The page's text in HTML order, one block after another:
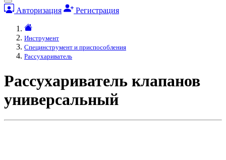
Авторизация Регистрация
Инструмент
Специнструмент и приспособления
Рассухариватель
Рассухариватель клапанов
универсальный